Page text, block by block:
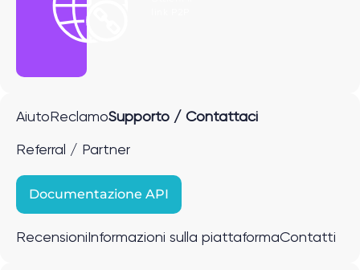
Aiuto ReclamoSupporto / Contattaci
Referral / Partner
Documentazione API
Recensioni Informazioni sulla piattaformaContatti